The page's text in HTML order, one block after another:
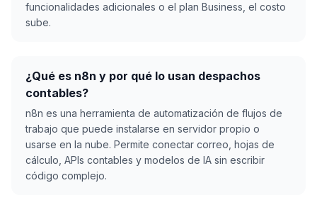
funcionalidades adicionales o el plan Business, el costo
sube.
¿Qué es n8n y por qué lo usan despachos
contables?
n8n es una herramienta de automatización de flujos de
trabajo que puede instalarse en servidor propio o
usarse en la nube. Permite conectar correo, hojas de
cálculo, APIs contables y modelos de IA sin escribir
código complejo.